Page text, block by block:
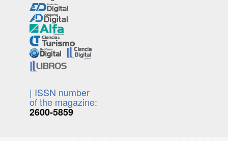
| ISSN number
of the magazine:
2600-5859